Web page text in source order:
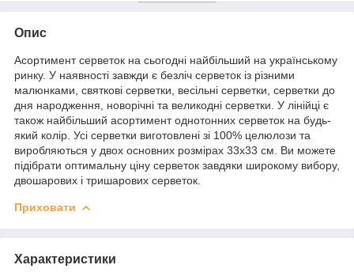
Опис
Асортимент серветок на сьогодні найбільший на українському
ринку. У наявності завжди є безліч серветок із різними
малюнками, святкові серветки, весільні серветки, серветки до
дня народження, новорічні та великодні серветки. У лінійці є
також найбільший асортимент однотонних серветок на будь-
який колір. Усі серветки виготовлені зі 100% целюлози та
виробляються у двох основних розмірах 33х33 см. Ви можете
підібрати оптимальну ціну серветок завдяки широкому вибору,
двошарових і тришарових серветок.
Приховати
Характеристики